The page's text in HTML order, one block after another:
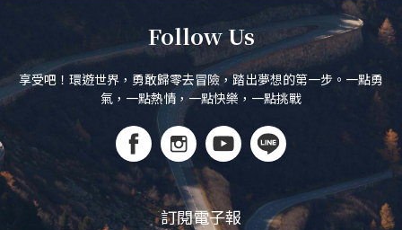
Follow Us
享受吧！環遊世界，勇敢歸零去冒險，踏出夢想的第一步。一點勇
氣，一點熱情，一點快樂，一點挑戰
訂閱電子報